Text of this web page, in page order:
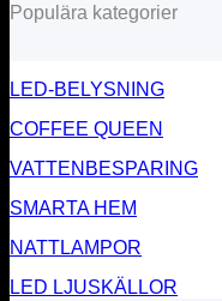
Populära kategorier
LED-BELYSNING
COFFEE QUEEN
VATTENBESPARING
SMARTA HEM
NATTLAMPOR
LED LJUSKÄLLOR